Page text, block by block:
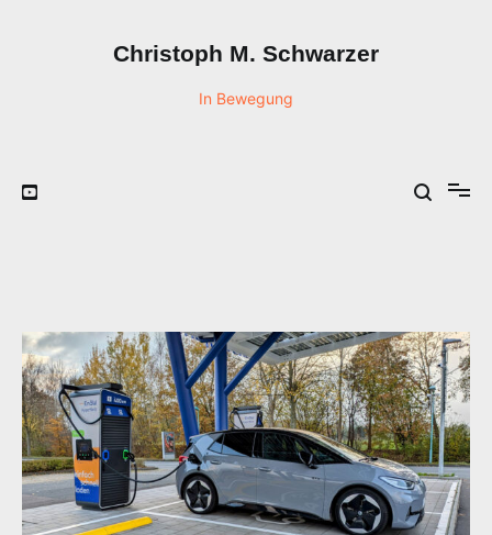
Christoph M. Schwarzer
In Bewegung